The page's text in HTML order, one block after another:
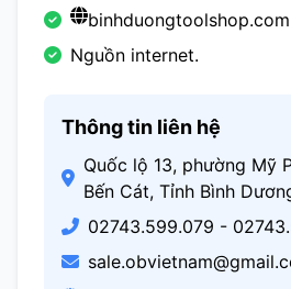
binhduongtoolshop.com
Nguồn internet.
Thông tin liên hệ
Quốc lộ 13, phường Mỹ
Bến Cát, Tỉnh Bình
02743.599.079 -